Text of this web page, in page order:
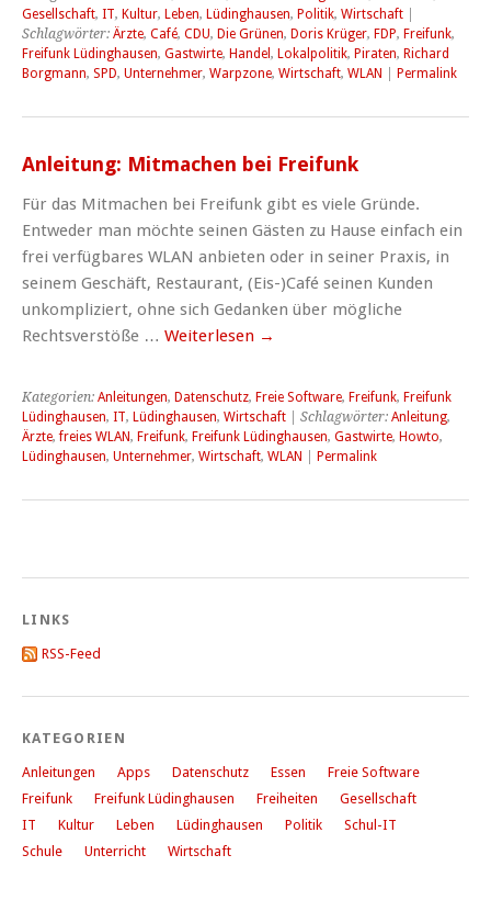
Gesellschaft, IT, Kultur, Leben, Lüdinghausen, Politik, Wirtschaft
Schlagwörter: Ärzte, Café, CDU, Die Grünen, Doris Krüger, FDP, Freifunk,
Freifunk Lüdinghausen, Gastwirte, Handel , Lokalpolitik, Piraten, Richard
Borgmann, SPD, Unternehmer, Warpzone, Wirtschaft, WLAN Permalink
Anleitung: Mitmachen bei Freifunk
Für das Mitmachen bei Freifunk gibt es viele Gründe.
Entweder man möchte seinen Gästen zu Hause einfach ein
frei verfügbares WLAN anbieten oder in seiner Praxis, in
seinem Geschäft, Restaurant, (Eis-)Café seinen Kunden
unkompliziert, ohne sich Gedanken über mögliche
Rechtsverstöße … Weiterlesen →
Kategorien: Anleitungen, Datenschutz, Freie Software, Freifunk, Freifunk
Lüdinghausen, IT, Lüdinghausen, Wirtschaft | Schlagwörter: Anleitung,
Ärzte,freies WLAN, Freifunk, Freifunk Lüdinghausen, Gastwirte, Howto,
Lüdinghausen, Unternehmer, Wirtschaft, WLAN Permalink
LINKS
RSS-Feed
KATEGORIEN
Anleitungen Apps Datenschutz Essen
Freie Software
Freifunk
Freifunk Lüdinghausen Freiheiten
Gesellschaft
IT
Kultur Leben Lüdinghausen Politik
Schul-IT
Schule
Unterricht Wirtschaft